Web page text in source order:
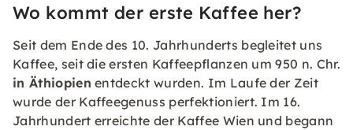
Wo kommt der erste Kaffee her?
Seit dem Ende des 10. Jahrhunderts begleitet uns
Kaffee, seit die ersten Kaffeepflanzen um 950 n. Chr.
in Äthiopien entdeckt wurden. Im Laufe der Zeit
wurde der Kaffeegenuss perfektioniert. Im 16.
Jahrhundert erreichte der Kaffee Wien und begann